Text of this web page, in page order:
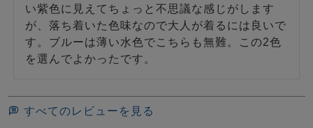
い紫色に見えてちょっと不思議な感じがします
が、落ち着いた色味なので大人が着るには良いで
す。ブルーは薄い水色でこちらも無難。この2色
を選んでよかったです。
すべてのレビューを見る